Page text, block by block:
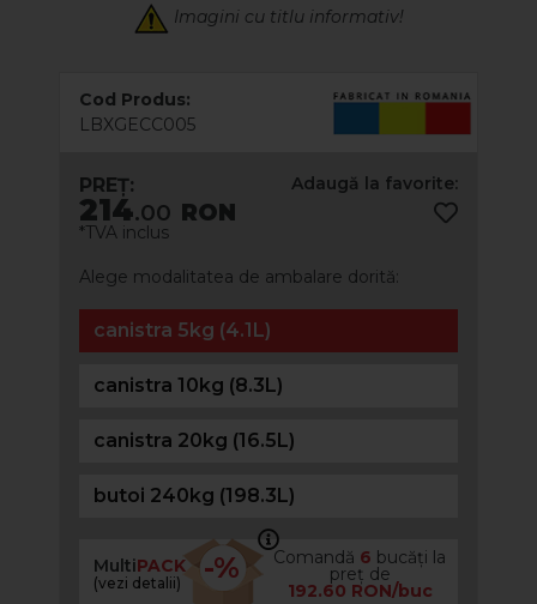
Imagini cu titlu informativ!
Cod Produs:
LBXGECC005
Adaugă la favorite:
PREȚ:
214.00 RON
*TVA inclus
Alege modalitatea de ambalare dorită:
canistra 5kg (4.1L)
canistra 10kg (8.3L)
canistra 20kg (16.5L)
butoi 240kg (198.3L)
MultiPACK
(vezi detalii) -% Comandă 6 bucăți la
preț de
192.60 RON/buc